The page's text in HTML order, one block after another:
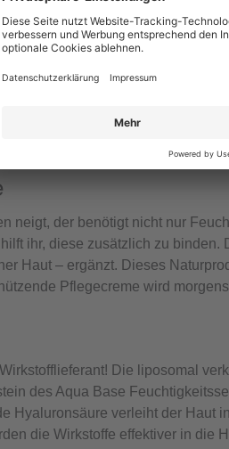
neigt, der benötigt nicht nur
ihr, diese zusätzlich zu
Haut – ergänzt. Dieses
Pflegecreme wird
Die liposomal
des Aqua Base
Hyaluronsäure verleiht der
die Wirkstoffe effektiver in